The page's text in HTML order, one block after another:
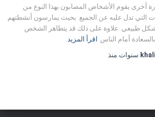
أخرى يقوم الأشخاص المصابون بهذا النوع من
التي تدل عليه عن الجميع. بحيث يمارسون أنشطتهم
بشكل طبيعي. علاوة على ذلك قد يتظاهر الشخص
أمام الناس اقرأ المزيد
منذ